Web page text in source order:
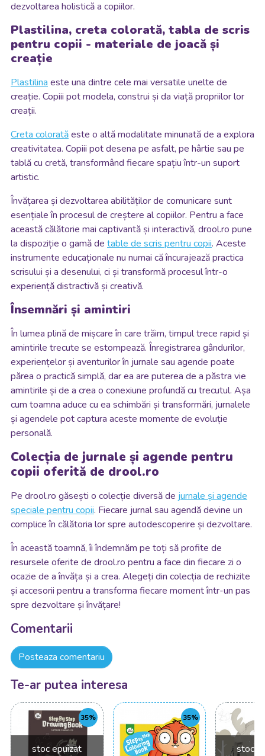
dezvoltarea holistică a copiilor.
Plastilina, creta colorată, tabla de scris
pentru copii - materiale de joacă și
creație
Plastilina este una dintre cele mai versatile unelte de
creație. Copiii pot modela, construi și da viață propriilor lor
creații.
Creta coloratăeste o altă modalitate minunată de a explora
creativitatea. Copiii pot desena pe asfalt, pe hârtie sau pe
tablă cu cretă, transformând fiecare spațiu într-un suport
artistic.
Învățarea și dezvoltarea abilităților de comunicare sunt
esențiale în procesul de creștere al copiilor. Pentru a face
această călătorie mai captivantă și interactivă, drool.ro pune
la dispoziție o gamă de table de scris pentru copii. Aceste
instrumente educaționale nu numai că încurajează practica
scrisului și a desenului, ci și transformă procesul într-o
experiență distractivă și creativă.
Însemnări și amintiri
În lumea plină de mișcare în care trăim, timpul trece rapid și
amintirile trecute se estompează. Înregistrarea gândurilor,
experiențelor și aventurilor în jurnale sau agende poate
părea o practică simplă, dar ea are puterea de a păstra vie
amintirile și de a crea o conexiune profundă cu trecutul. Așa
cum toamna aduce cu ea schimbări și transformări, jurnalele
și agendele pot captura aceste momente de evoluție
personală.
Colecția de jurnale și agende pentru
copii oferită de drool.ro
Pe drool.ro găsești o colecție diversă de jurnale și agende
speciale pentru copii. Fiecare jurnal sau agendă devine un
complice în călătoria lor spre autodescoperire și dezvoltare.
În această toamnă, îi îndemnăm pe toți să profite de
resursele oferite de drool.ro pentru a face din fiecare zi o
ocazie de a învăța și a crea. Alegeți din colecția de rechizite
și accesorii pentru a transforma fiecare moment într-un pas
spre dezvoltare și învățare!
Comentarii
Posteaza comentariu
Te-ar putea interesa
stoc epuizat
35% 35%
stoc